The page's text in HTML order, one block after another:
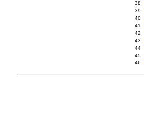
38
39
40
41
42
43
44
45
46